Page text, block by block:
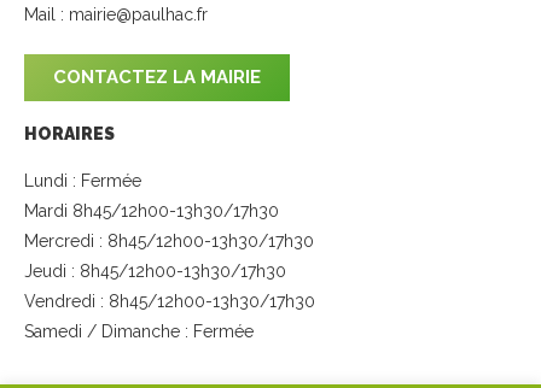
Mail : mairie@paulhac.fr
CONTACTEZ LA MAIRIE
HORAIRES
Lundi : Fermée
Mardi 8h45/12h00-13h30/17h30
Mercredi : 8h45/12h00-13h30/17h30
Jeudi : 8h45/12h00-13h30/17h30
Vendredi : 8h45/12h00-13h30/17h30
Samedi / Dimanche : Fermée